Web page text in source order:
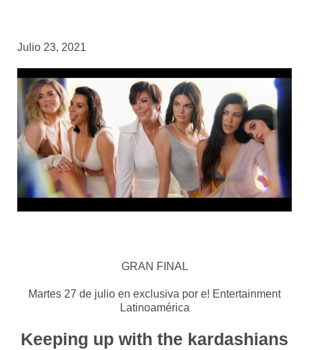
Julio 23, 2021
GRAN FINAL
Martes 27 de julio en exclusiva por e! Entertainment
Latinoamérica
Keeping up with the kardashians